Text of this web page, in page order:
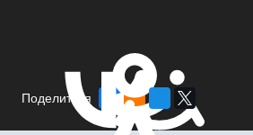
Поделиться